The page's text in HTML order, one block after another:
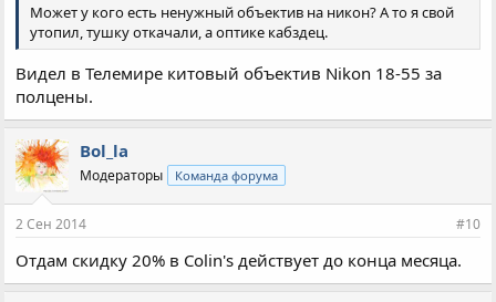
Может у кого есть ненужный объектив на никон? А то я свой
утопил, тушку откачали, а оптике кабздец.
Видел в Телемире китовый объектив Nikon 18-55 за
полцены.
Bol_la
Модераторы Команда форума
2 Сен 2014 #10
Отдам скидку 20% в Colin's действует до конца месяца.